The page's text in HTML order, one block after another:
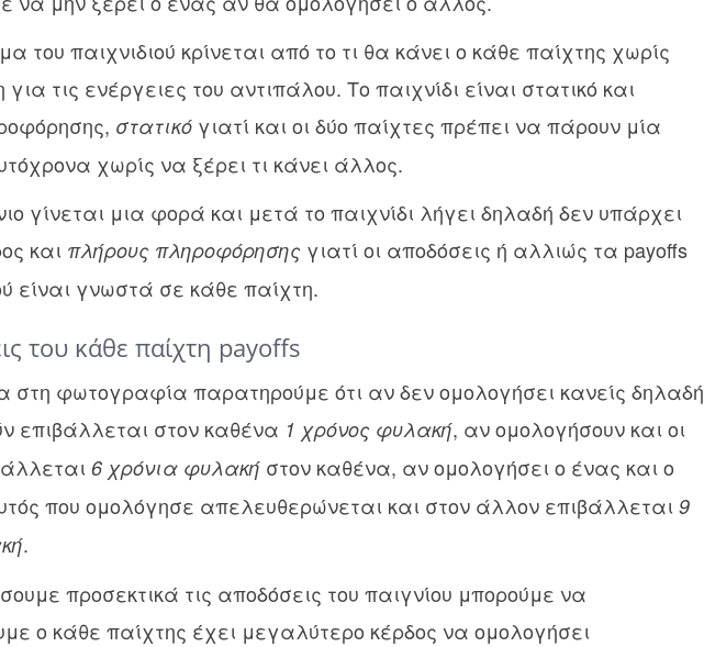
του παιχνιδιού κρίνεται από το τι θα κάνει ο κάθε παίχτης χωρίς
τις ενέργειες του αντιπάλου. Το παιχνίδι είναι στατικό και
στατικόγιατί και οι δύο παίχτες πρέπει να πάρουν μία
χωρίς να ξέρει τι κάνει άλλος.
γίνεται μια φορά και μετά το παιχνίδι λήγει δηλαδή δεν υπάρχει
και πλήρους πληροφόρησης γιατί οι αποδόσεις ή αλλιώς τα payoffs
είναι γνωστά σε κάθε παίχτη.
του κάθε παίχτη payoffs
στη φωτογραφία παρατηρούμε ότι αν δεν ομολογήσει κανείς δηλαδή
επιβάλλεται στον καθένα 1 χρόνος φυλακή, αν ομολογήσουν και οι
6 χρόνια φυλακήστον καθένα, αν ομολογήσει ο ένας και ο
που ομολόγησε απελευθερώνεται και στον άλλον επιβάλλεται 9
.
προσεκτικά τις αποδόσεις του παιγνίου μπορούμε να
ο κάθε παίχτης έχει μεγαλύτερο κέρδος να ομολογήσει